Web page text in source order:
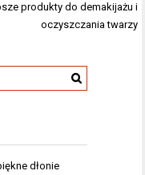
produkty do demakijażu i
oczyszczania twarzy
dłonie